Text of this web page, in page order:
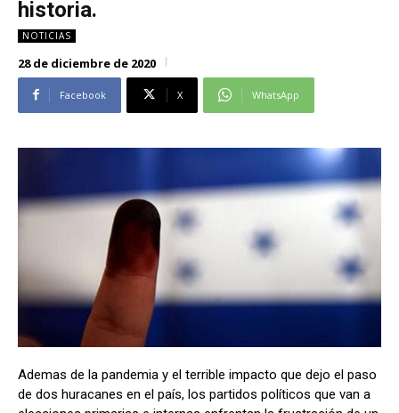
Alianza Patriotica
Libertad y Refundación
Frente Amplio
Centro Social Cristianos
Noticias
Suscríbase a nuestro boletín
Manténgase informado de nuestro contenido, recibiendo
noticias directamente en su correo electrónico.
Suscribirse
Alianza Patriotica
Libertad y Refundación
Frente Amplio
Centro Social Cristianos
Noticias
Suscríbase a nuestro boletín
Manténgase informado de nuestro contenido, recibiendo
noticias directamente en su correo electrónico.
Suscribirse
historia.
NOTICIAS
28 de diciembre de 2020
Facebook X WhatsApp
Ademas de la pandemia y el terrible impacto que dejo el paso
de dos huracanes en el país, los partidos políticos que van a